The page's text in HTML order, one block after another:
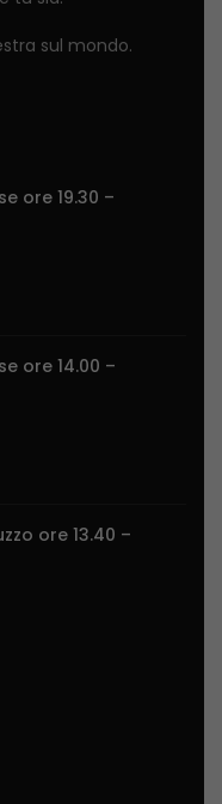
sul mondo.
ore 19.30 –
ore 14.00 –
ore 13.40 –